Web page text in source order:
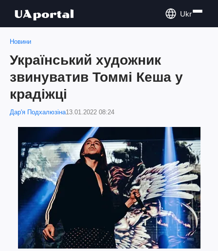
Ukr
Новини
Український художник
звинуватив Томмі Кеша у
крадіжці
Дар'я Подхалюзіна13.01.2022 08:24